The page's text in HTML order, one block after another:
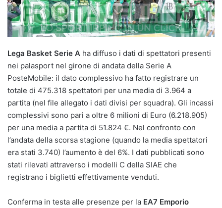
Lega Basket Serie A ha diffuso i dati di spettatori presenti
nei palasport nel girone di andata della Serie A
PosteMobile: il dato complessivo ha fatto registrare un
totale di 475.318 spettatori per una media di 3.964 a
partita (nel file allegato i dati divisi per squadra). Gli incassi
complessivi sono pari a oltre 6 milioni di Euro (6.218.905)
per una media a partita di 51.824 €. Nel confronto con
l’andata della scorsa stagione (quando la media spettatori
era stati 3.740) l’aumento è del 6%. I dati pubblicati sono
stati rilevati attraverso i modelli C della SIAE che
registrano i biglietti effettivamente venduti.
Conferma in testa alle presenze per la EA7 Emporio